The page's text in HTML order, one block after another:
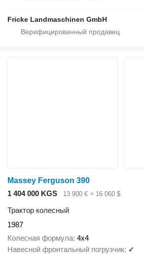
Fricke Landmaschinen GmbH
Massey Ferguson 390
1 404 000 KGS
13 900 € ≈ 16 060 $
Трактор колесный
1987
Колесная формула 4x4
Навесной фронтальный погрузчик ✓